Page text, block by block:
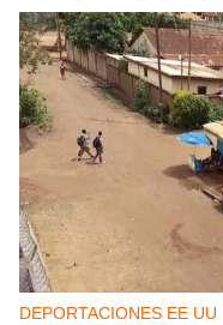
DEPORTACIONES EE UU